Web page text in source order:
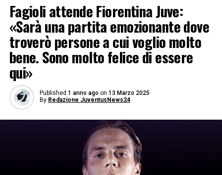
Fagioli attende Fiorentina Juve:
«Sarà una partita emozionante dove
troverò persone a cui voglio molto
bene. Sono molto felice di essere
qui»
Published 1 anno ago on 13 Marzo 2025
By Redazione JuventusNews24